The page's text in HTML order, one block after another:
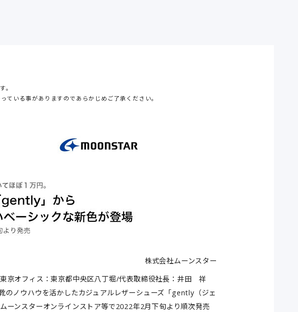
。
ている事がありますのであらかじめご了承ください。
株式会社ムーンスター
京オフィス：東京都中央区八丁堀/代表取締役社長：井田 祥
のノウハウを活かしたカジュアルレザーシューズ「gently（ジェ
ーンスターオンラインストア等で2022年2月下旬より順次発売